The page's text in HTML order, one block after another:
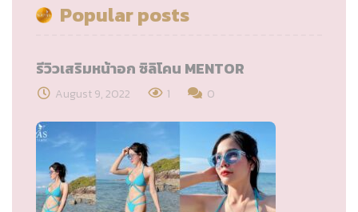
Popular posts
รีวิวเสริมหน้าอก ซิลิโคน MENTOR
August 9, 2022 1 0